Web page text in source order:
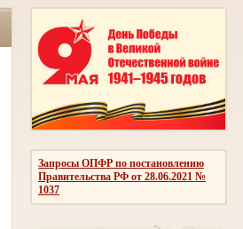
Запросы ОПФР по постановлению
Правительства РФ от 28.06.2021 №
1037